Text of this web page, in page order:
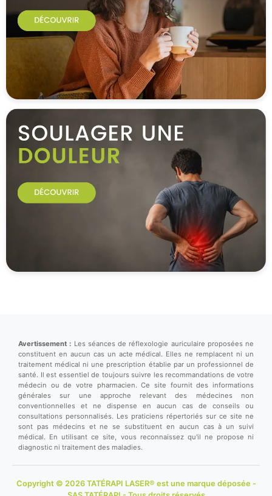
Avertissement : Les séances de réflexologie auriculaire proposées ne
constituent en aucun cas un acte médical. Elles ne remplacent ni un
traitement médical ni une prescription établie par un professionnel de
santé. Il est essentiel de toujours suivre les recommandations de votre
médecin ou de votre pharmacien. Ce site fournit des informations
générales sur une approche relevant des médecines non
conventionnelles et ne dispense en aucun cas de conseils ou
consultations personnalisés. Les praticiens répertoriés sur ce site ne
sont pas médecins et ne se substituent en aucun cas à un suivi
médical. En utilisant ce site, vous reconnaissez qu'il ne propose ni
diagnostic ni traitement des maladies.
Copyright © 2026 TATÉRAPI LASER® est une marque déposée -